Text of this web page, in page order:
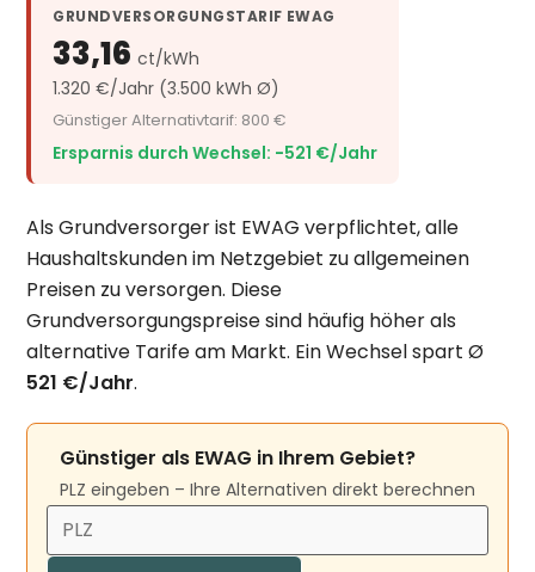
GRUNDVERSORGUNGSTARIF EWAG
33,16ct/kWh
1.320 €/Jahr (3.500 kWh Ø)
Günstiger Alternativtarif: 800 €
Ersparnis durch Wechsel: −521 €/Jahr
Als Grundversorger ist EWAG verpflichtet, alle
Haushaltskunden im Netzgebiet zu allgemeinen
Preisen zu versorgen. Diese
Grundversorgungspreise sind häufig höher als
alternative Tarife am Markt. Ein Wechsel spart Ø
521 €/Jahr.
Günstiger als EWAG in Ihrem Gebiet?
PLZ eingeben – Ihre Alternativen direkt berechnen